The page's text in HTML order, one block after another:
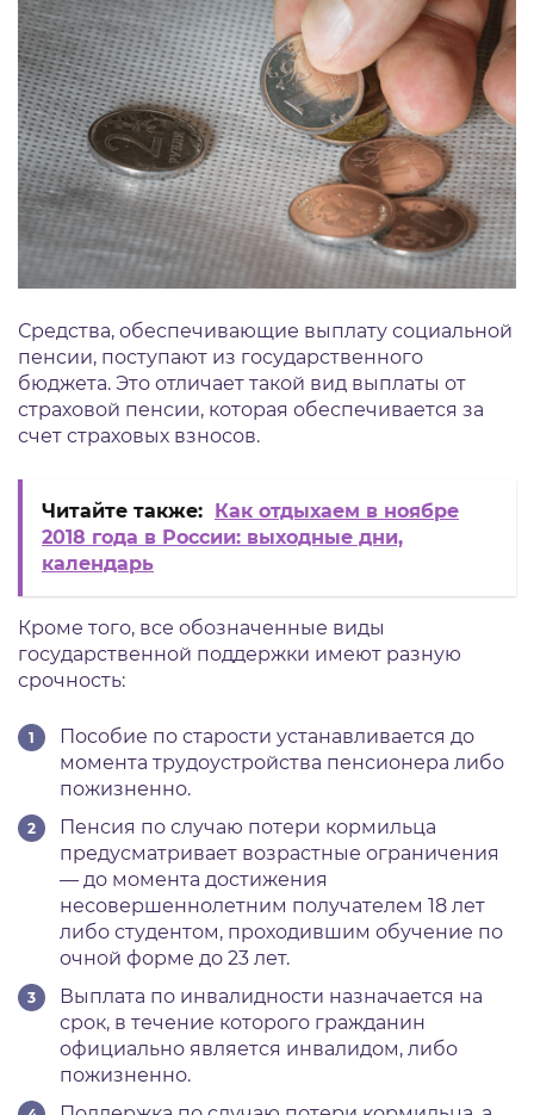
Средства, обеспечивающие выплату социальной
пенсии, поступают из государственного
бюджета. Это отличает такой вид выплаты от
страховой пенсии, которая обеспечивается за
счет страховых взносов.
Читайте также:
Как отдыхаем в ноябре
2018 года в России: выходные дни,
календарь
Кроме того, все обозначенные виды
государственной поддержки имеют разную
срочность:
Пособие по старости устанавливается до
момента трудоустройства пенсионера либо
пожизненно.
Пенсия по случаю потери кормильца
предусматривает возрастные ограничения
— до момента достижения
несовершеннолетним получателем 18 лет
либо студентом, проходившим обучение по
очной форме до 23 лет.
Выплата по инвалидности назначается на
срок, в течение которого гражданин
официально является инвалидом, либо
пожизненно.